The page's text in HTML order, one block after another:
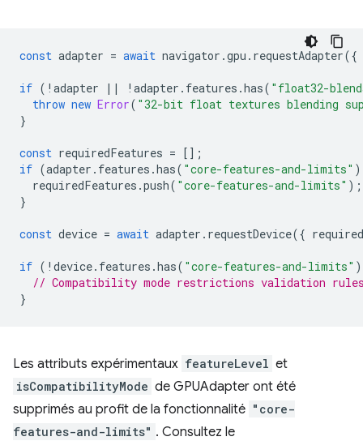
const adapter = await navigator .gpu . requestAdapter({
if ( ! adapter || ! adapter . features .has( "float32-
throw new Error( "32-bit float textures blending
}
const requiredFeatures = [];
if (adapter . features .has( "core-features-and-limits"
requiredFeatures .push( "core-features-and-limits" );
}
const device = await adapter . requestDevice({
if ( ! device. features .has( "core-features-and-limits"
// Compatibility mode restrictions validation
}
Les attributs expérimentaux featureLevel et
isCompatibilityMode de GPUAdapter ont été
supprimés au profit de la fonctionnalité "core-
features-and-limits" . Consultez le